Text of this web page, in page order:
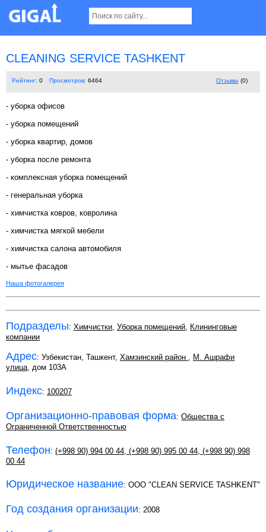
CLEANING SERVICE TASHKENT
Рейтинг: 0 Просмотров: 6464 Отзывы (0)
- уборка офисов
- уборка помещений
- уборка квартир, домов
- уборка после ремонта
- комплексная уборка помещений
- генеральная уборка
- химчистка ковров, ковролина
- химчистка мягкой мебели
- химчистка салона автомобиля
- мытье фасадов
Наша фотогалерея
Подразделы: Химчистки, Уборка помещений, Клининговые
компании
Адрес: Узбекистан, Ташкент, Хамзинский район , М. Ашрафи
улица, дом 103А
Индекс: 100207
Организационно-правовая форма: Общества с
Ограниченной Ответственностью
Телефон: (+998 90) 994 00 44 (+998 90) 995 00 44 (+998 90) 998
00 44
Юридическое название: OOO "CLEAN SERVICE TASHKENT"
Год создания организации: 2008